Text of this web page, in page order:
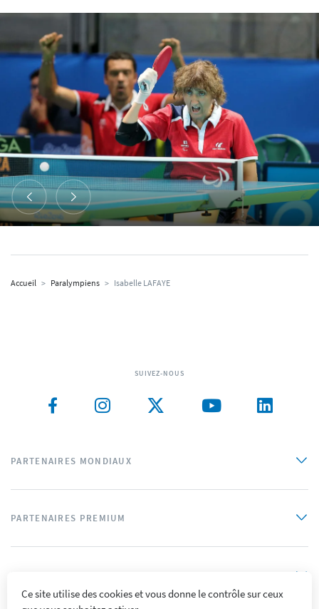
Accueil > Paralympiens > Isabelle LAFAYE
SUIVEZ-NOUS
PARTENAIRES MONDIAUX
PARTENAIRES PREMIUM
Ce site utilise des cookies et vous donne le contrôle sur ceux